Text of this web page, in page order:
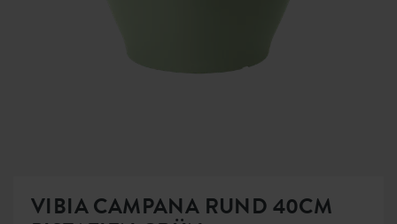
VIBIA CAMPANA RUND 40CM